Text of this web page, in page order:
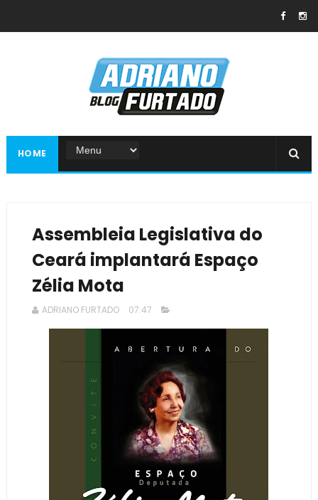
HOME
Assembleia Legislativa do
Ceará implantará Espaço
Zélia Mota
ADRIANO FURTADO 07:47